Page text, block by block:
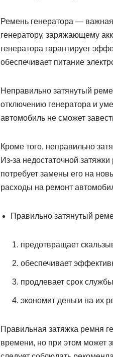
Ремень генератора — важная
генератору, заряжающему
генератора гарантирует
обеспечивает питание
Неправильно затянутый
отключению генератора и
автомобиль не сможет
Кроме того, неправильно
Из-за недостаточной
потребует замены его на
расходы на ремонт
Правильно затянутый
предотвращает
обеспечивает
продлевает срок
экономит деньги на их
Правильная затяжка ремня
времени, но при этом может